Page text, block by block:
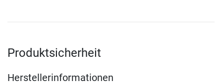
Produktsicherheit
Herstellerinformationen